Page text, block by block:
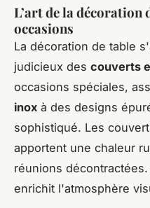
L’art de la décoration
occasions
La décoration de table
judicieux des couverts
occasions spéciales,
inox à des designs
sophistiqué. Les
apportent une chaleur
réunions
enrichit l'atmosphère